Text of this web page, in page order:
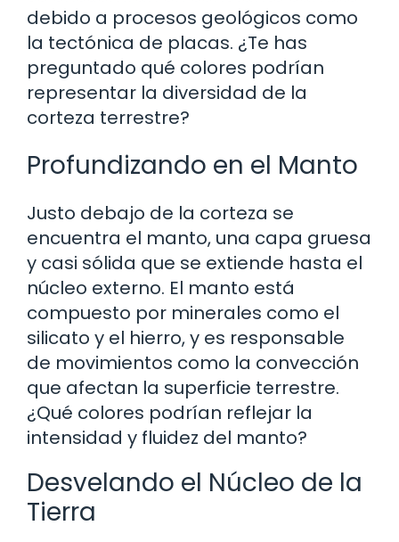
debido a procesos geológicos como
la tectónica de placas. ¿Te has
preguntado qué colores podrían
representar la diversidad de la
corteza terrestre?
Profundizando en el Manto
Justo debajo de la corteza se
encuentra el manto, una capa gruesa
y casi sólida que se extiende hasta el
núcleo externo. El manto está
compuesto por minerales como el
silicato y el hierro, y es responsable
de movimientos como la convección
que afectan la superficie terrestre.
¿Qué colores podrían reflejar la
intensidad y fluidez del manto?
Desvelando el Núcleo de la
Tierra